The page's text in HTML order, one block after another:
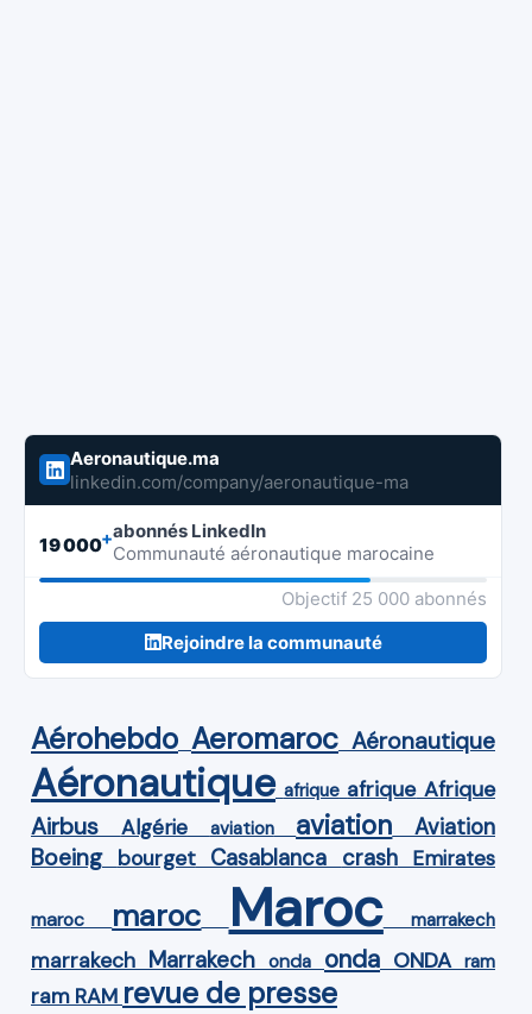
Aeronautique.ma
linkedin.com/company/aeronautique-ma
19 000+abonnés LinkedIn
Communauté aéronautique marocaine
Objectif 25 000 abonnés
Rejoindre la communauté
Aérohebdo Aeromaroc Aéronautique
Aéronautique afrique afrique Afrique
Airbus Algérie aviation aviation Aviation
Boeing bourget Casablanca crash Emirates
maroc maroc Maroc marrakech
marrakech Marrakech onda onda ONDA ram
ram RAM revue de presse